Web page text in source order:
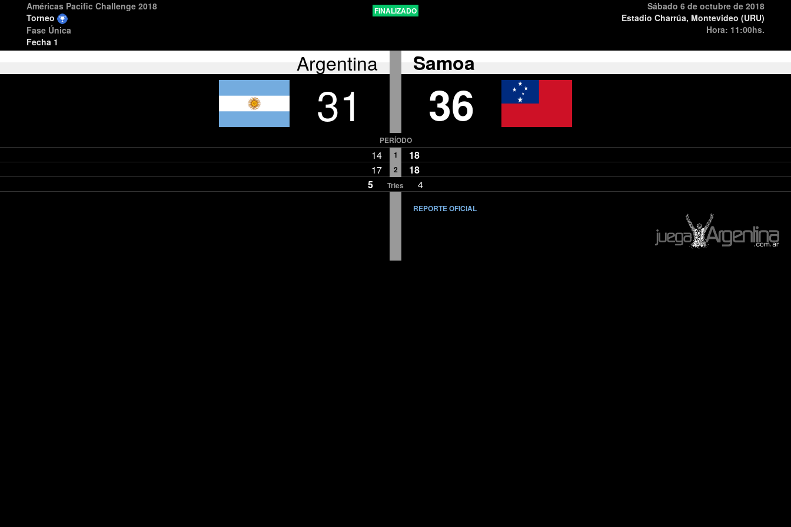
Américas Pacific Challenge 2018
Torneo
Fase Única
Fecha 1
FINALIZADO
Sábado 6 de octubre de 2018
Estadio Charrúa, Montevideo (URU)
Hora: 11:00hs.
Argentina Samoa
31 36
PERÍODO
14 1
18
17
2
18
5
Tries 4
REPORTE OFICIAL